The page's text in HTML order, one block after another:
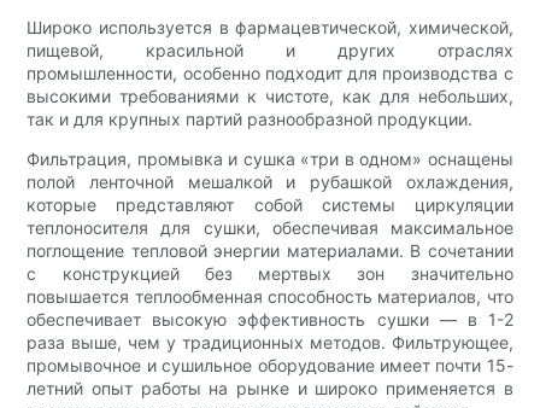
Широко используется в фармацевтической, химической,
пищевой, красильной и других отраслях
промышленности, особенно подходит для производства с
высокими требованиями к чистоте, как для небольших,
так и для крупных партий разнообразной продукции.
Фильтрация, промывка и сушка «три в одном» оснащены
полой ленточной мешалкой и рубашкой охлаждения,
которые представляют собой системы циркуляции
теплоносителя для сушки, обеспечивая максимальное
поглощение тепловой энергии материалами. В сочетании
с конструкцией без мертвых зон значительно
повышается теплообменная способность материалов, что
обеспечивает высокую эффективность сушки — в 1-2
раза выше, чем у традиционных методов. Фильтрующее,
промывочное и сушильное оборудование имеет почти 15-
летний опыт работы на рынке и широко применяется в